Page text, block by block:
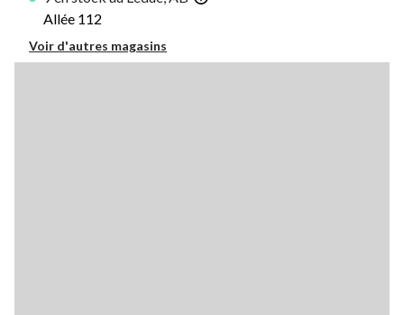
Allée 112
Voir d'autres magasins